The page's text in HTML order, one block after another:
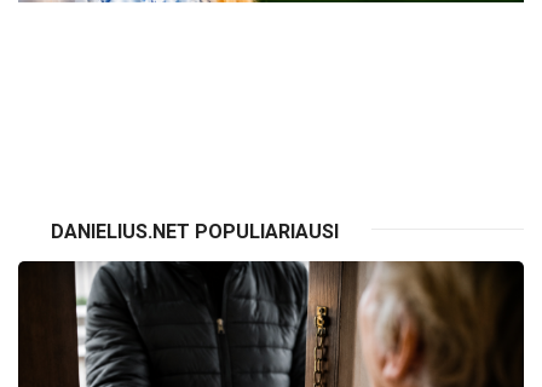
DANIELIUS.NET POPULIARIAUSI